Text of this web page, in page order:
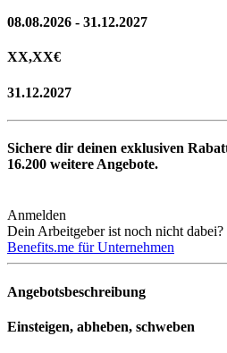
08.08.2026 - 31.12.2027
XX,XX€
31.12.2027
Sichere dir deinen exklusiven
16.200 weitere Angebote.
Anmelden
Dein Arbeitgeber ist noch nicht dabei?
Benefits.me für Unternehmen
Angebotsbeschreibung
Einsteigen, abheben, schweben